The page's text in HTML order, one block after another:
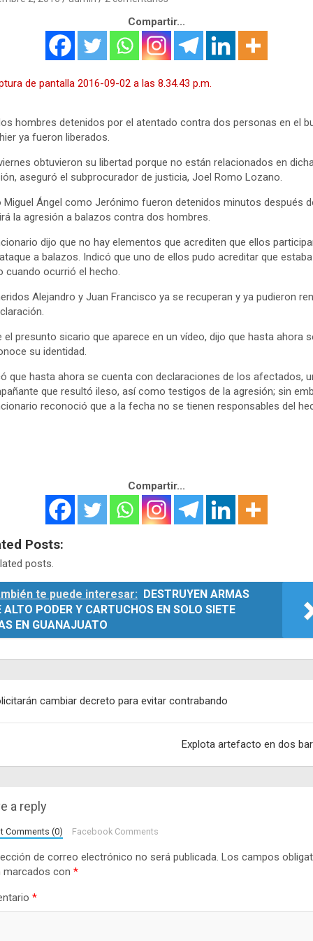
Compartir...
hombres detenidos por el atentado contra dos personas en el
ya fueron liberados.
obtuvieron su libertad porque no están relacionados en
aseguró el subprocurador de justicia, Joel Romo Lozano.
Miguel Ángel como Jerónimo fueron detenidos minutos después
la agresión a balazos contra dos hombres.
dijo que no hay elementos que acrediten que ellos
a balazos. Indicó que uno de ellos pudo acreditar que
cuando ocurrió el hecho.
Alejandro y Juan Francisco ya se recuperan y ya pudieron
el presunto sicario que aparece en un vídeo, dijo que hasta ahora
su identidad.
que hasta ahora se cuenta con declaraciones de los afectados,
que resultó ileso, así como testigos de la agresión; sin
reconoció que a la fecha no se tienen responsables del
Compartir...
Posts:
posts.
te puede interesar: DESTRUYEN ARMAS
ALTO PODER Y CARTUCHOS EN SOLO SIETE
EN GUANAJUATO
cambiar decreto para evitar contrabando
Explota artefacto en dos
a reply
Comments (0) Facebook Comments
de correo electrónico no será publicada. Los campos
marcados con *
*